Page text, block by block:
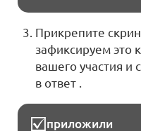
Прикрепите
зафиксируем это
вашего участия
в ответ .
приложили